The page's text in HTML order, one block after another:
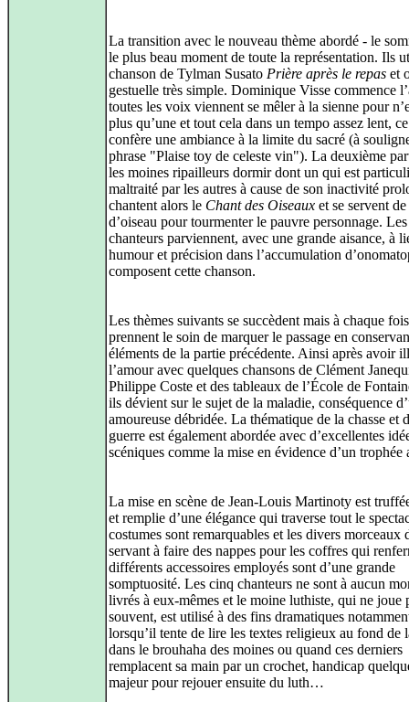
La transition avec le nouveau thème abordé - le
le plus beau moment de toute la représentation. Ils
chanson de Tylman Susato Prière après le repas et
gestuelle très simple. Dominique Visse commence
toutes les voix viennent se mêler à la sienne pour
plus qu’une et tout cela dans un tempo assez lent,
confère une ambiance à la limite du sacré (à
phrase "Plaise toy de celeste vin"). La deuxième
les moines ripailleurs dormir dont un qui est
maltraité par les autres à cause de son inactivité
chantent alors le Chant des Oiseaux et se servent
d’oiseau pour tourmenter le pauvre personnage. Les
chanteurs parviennent, avec une grande aisance, à
humour et précision dans l’accumulation
composent cette chanson.
Les thèmes suivants se succèdent mais à chaque
prennent le soin de marquer le passage en
éléments de la partie précédente. Ainsi après avoir
l’amour avec quelques chansons de Clément
Philippe Coste et des tableaux de l’École de
ils dévient sur le sujet de la maladie, conséquence
amoureuse débridée. La thématique de la chasse et
guerre est également abordée avec d’excellentes
scéniques comme la mise en évidence d’un trophée
La mise en scène de Jean-Louis Martinoty est
et remplie d’une élégance qui traverse tout le
costumes sont remarquables et les divers morceaux
servant à faire des nappes pour les coffres qui
différents accessoires employés sont d’une grande
somptuosité. Les cinq chanteurs ne sont à aucun
livrés à eux-mêmes et le moine luthiste, qui ne joue
souvent, est utilisé à des fins dramatiques
lorsqu’il tente de lire les textes religieux au fond de
dans le brouhaha des moines ou quand ces derniers
remplacent sa main par un crochet, handicap
majeur pour rejouer ensuite du luth…